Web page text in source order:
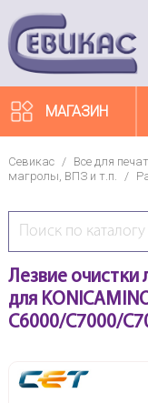
МАГАЗИН
Севикас / Все для
магролы, ВПЗ и т.п. /
Лезвие очистки
для
C6000/C7000/